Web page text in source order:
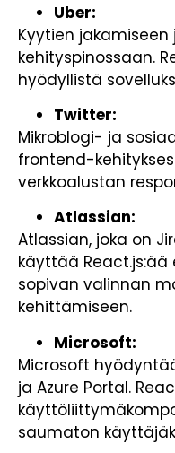
Uber:
Kyytien jakamiseen
kehityspinossaan.
hyödyllistä
Twitter:
Mikroblogi- ja
frontend-
verkkoalustan
Atlassian:
Atlassian, joka on
käyttää
sopivan valinnan
kehittämiseen.
Microsoft:
Microsoft
ja Azure Portal.
saumaton